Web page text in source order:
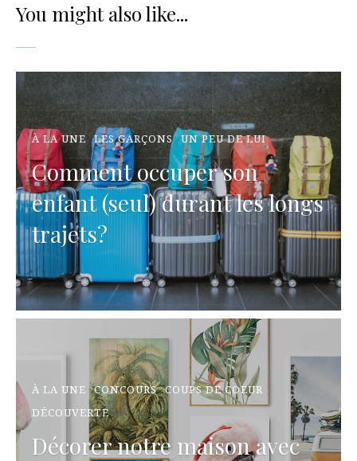
You might also like...
À LA UNE LES GARÇONS UN PEU DE LUI
Comment occuper son
enfant (seul) durant les longs
trajets?
À LA UNE CONCOURS COUPS DE COEUR
DÉCOUVERTE
Décorer notre maison avec